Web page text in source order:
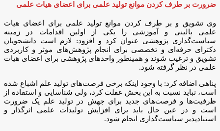
ضرورت بر طرف کردن موانع تولید علمی برای اعضای هیات علمی
وی تشویق و بر طرف کردن موانع تولید علمی برای اعضای هیات
علمی بالینی و آموزشی را یکی از اولین اقدامات در زمینه
سیاست‌گذاری پژوهشی عنوان کرد و افزود: لازم است دانشجویان
دکترای حرفه‌ای و تخصصی برای انجام پژوهش‌های موثر و کاربردی
تشویق و ترغیب شوند و همینطور واحد‌های پژوهشی برای اعضای هیات
علمی در نظر گرفته شود.
پناهی اضافه کرد: با وجود اینکه برخی فرصت‌های تولید علم اشباع شده
است، نباید نسبت به این بخش غفلت کرد، ولی شناسایی و استفاده از
ظرفیت‌ها و فرصت‌های جدید برای جهش در تولید علم یک ضرورت
است و در عین حال باید برای افزایش تولیدات علمی اثرگذار و
استنادپذیر سیاست‌گذاری انجام شود.